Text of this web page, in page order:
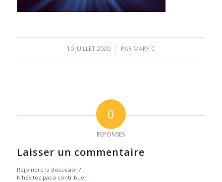
10 JUILLET 2020
/ PAR MARY C
0
RÉPONSES
Laisser un commentaire
Rejoindre la discussion?
N’hésitez pas à contribuer !